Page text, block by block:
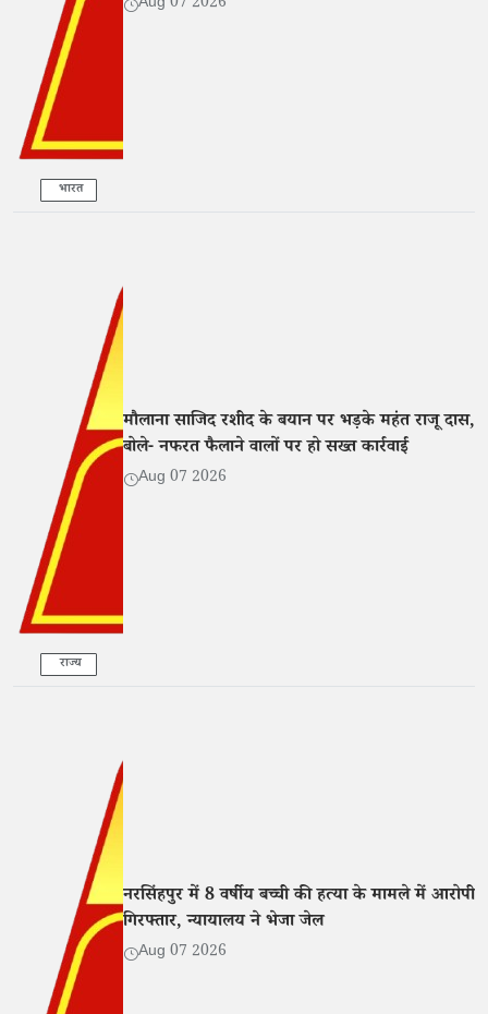
भारत
Aug 07 2026
राज्य
मौलाना साजिद रशीद के बयान पर भड़के महंत राजू दास,
बोले- नफरत फैलाने वालों पर हो सख्त कार्रवाई
Aug 07 2026
नरसिंहपुर में 8 वर्षीय बच्ची की हत्या के मामले में आरोपी
गिरफ्तार, न्यायालय ने भेजा जेल
Aug 07 2026